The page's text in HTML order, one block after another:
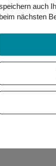
berichtet.
der
in
statt
auch
beim nächsten